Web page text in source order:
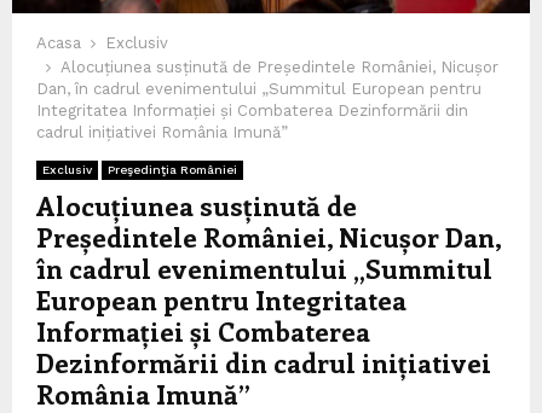
Acasa
Exclusiv
Alocuțiunea susținută de Președintele României, Nicușor
Dan, în cadrul evenimentului „Summitul European pentru
Integritatea Informației și Combaterea Dezinformării din
cadrul inițiativei România Imună”
Exclusiv Preşedinţia României
Alocuțiunea susținută de
Președintele României, Nicușor Dan,
în cadrul evenimentului „Summitul
European pentru Integritatea
Informației și Combaterea
Dezinformării din cadrul inițiativei
România Imună”